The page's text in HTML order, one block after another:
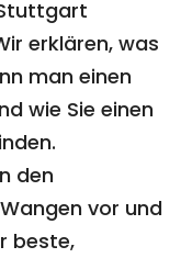
erklären, was
man einen
wie Sie einen
den
vor und
beste,